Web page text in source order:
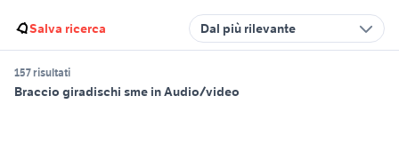
Salva ricerca Dal più rilevante
157 risultati
Braccio giradischi sme in Audio/video